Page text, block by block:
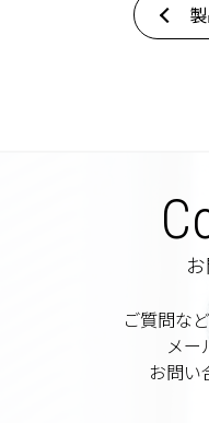
ご質問な
メー
お問い